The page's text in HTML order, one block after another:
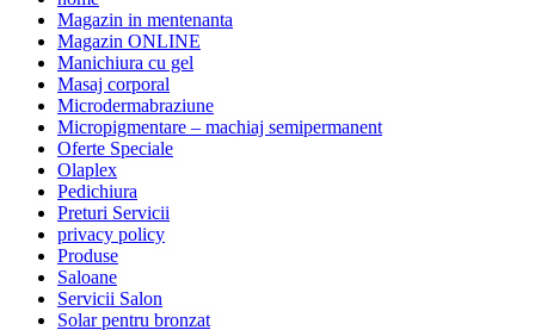
Magazin in mentenanta
Magazin ONLINE
Manichiura cu gel
Masaj corporal
Microdermabraziune
Micropigmentare – machiaj semipermanent
Oferte Speciale
Olaplex
Pedichiura
Preturi Servicii
privacy policy
Produse
Saloane
Servicii Salon
Solar pentru bronzat